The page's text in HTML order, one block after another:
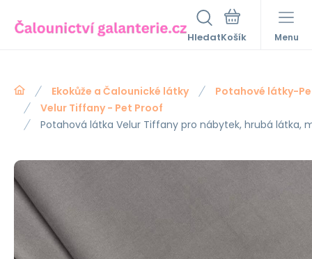
Hledat Menu
Ekokůže a Čalounické látky
Potahové látky-
Velur Tiffany - Pet Proof
Potahová látka Velur Tiffany pro nábytek, hrubá látka,